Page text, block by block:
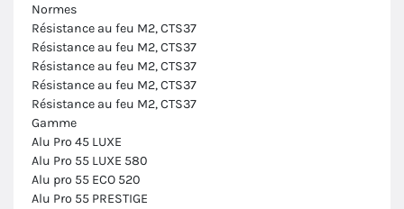
Normes
Résistance au feu M2, CTS37
Résistance au feu M2, CTS37
Résistance au feu M2, CTS37
Résistance au feu M2, CTS37
Résistance au feu M2, CTS37
Gamme
Alu Pro 45 LUXE
Alu Pro 55 LUXE 580
Alu pro 55 ECO 520
Alu Pro 55 PRESTIGE